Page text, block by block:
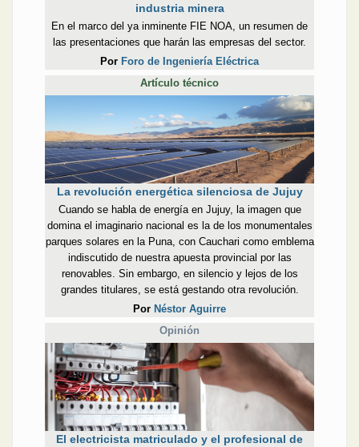
industria minera
En el marco del ya inminente FIE NOA, un resumen de
las presentaciones que harán las empresas del sector.
Por Foro de Ingeniería Eléctrica
Artículo técnico
La revolución energética silenciosa de Jujuy
Cuando se habla de energía en Jujuy, la imagen que
domina el imaginario nacional es la de los monumentales
parques solares en la Puna, con Cauchari como emblema
indiscutido de nuestra apuesta provincial por las
renovables. Sin embargo, en silencio y lejos de los
grandes titulares, se está gestando otra revolución.
Por Néstor Aguirre
Opinión
El electricista matriculado y el profesional de